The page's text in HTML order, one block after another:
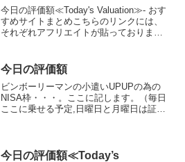
今日の評価額≪Today's Valuation≫- おす
すめサイトまとめこちらのリンクには、
それぞれアフリエイトが貼っておりま
ビンボーリーマンの私が、お小遣いUP...
今日の評価額
ビンボーリーマンの小遣いUPUPの為の
NISA枠・・・。ここに記します。（毎日
ここに乗せる予定,日曜日と月曜日は証券
てます。最近は、S...
今日の評価額≪Today’s